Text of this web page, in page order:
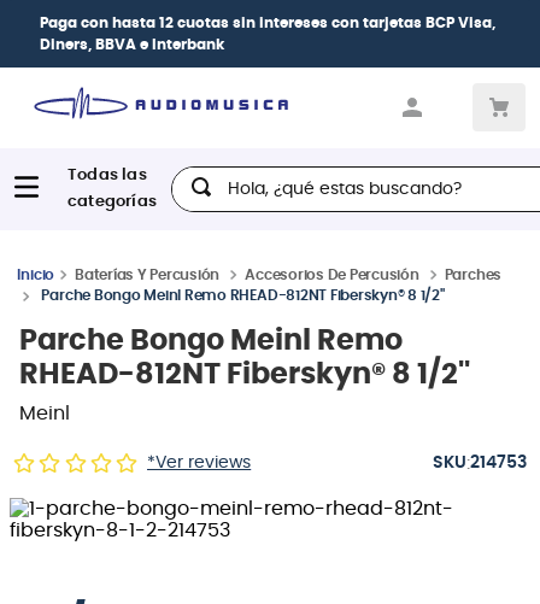
Paga con hasta 12 cuotas sin intereses con tarjetas BCP Visa,
Diners, BBVA e Interbank
Hola, ¿qué estas buscando?
Baterías Y Percusión Accesorios De Percusión
Parches
Parche Bongo Meinl Remo RHEAD-812NT Fiberskyn® 8 1/2''
Parche Bongo Meinl Remo
RHEAD-812NT Fiberskyn® 8 1/2''
Meinl
*Ver reviews :214753